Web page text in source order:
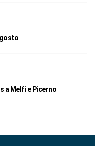
a Melfi e Picerno